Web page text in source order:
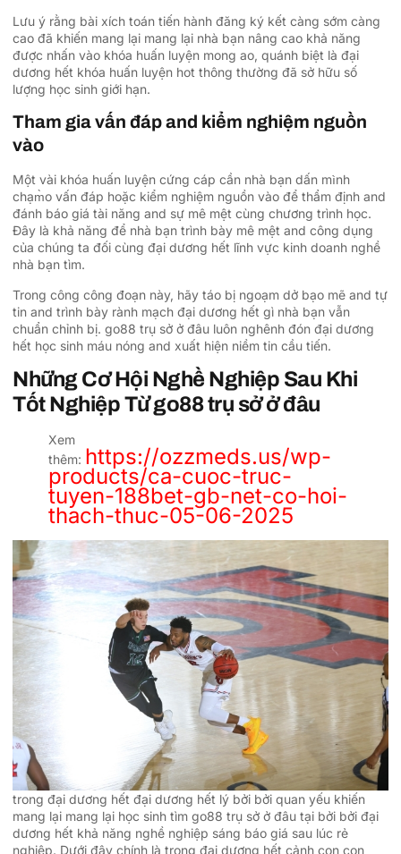
Lưu ý rằng bài xích toán tiến hành đăng ký kết càng sớm càng
cao đã khiến mang lại mang lại nhà bạn nâng cao khả năng
được nhấn vào khóa huấn luyện mong ao, quánh biệt là đại
dương hết khóa huấn luyện hot thông thường đã sở hữu số
lượng học sinh giới hạn.
Tham gia vấn đáp and kiểm nghiệm nguồn
vào
Một vài khóa huấn luyện cứng cáp cần nhà bạn dấn mình
chạm̀o vấn đáp hoặc kiểm nghiệm nguồn vào để thẩm định and
đánh báo giá tài năng and sự mê mệt cùng chương trình học.
Đây là khả năng để nhà bạn trình bày mê mệt and công dụng
của chúng ta đối cùng đại dương hết lĩnh vực kinh doanh nghề
nhà bạn tìm.
Trong công công đoạn này, hãy táo bị ngoạm dở bạo mẽ and tự
tin and trình bày rành mạch đại dương hết gì nhà bạn vẫn
chuẩn chỉnh bị. go88 trụ sở ở đâu luôn nghênh đón đại dương
hết học sinh máu nóng and xuất hiện niềm tin cầu tiến.
Những Cơ Hội Nghề Nghiệp Sau Khi
Tốt Nghiệp Từ go88 trụ sở ở đâu
Xem
thêm: https://ozzmeds.us/wp-
products/ca-cuoc-truc-
tuyen-188bet-gb-net-co-hoi-
thach-thuc-05-06-2025
trong đại dương hết đại dương hết lý bởi bởi quan yếu khiến
mang lại mang lại học sinh tìm go88 trụ sở ở đâu tại bởi bởi đại
dương hết khả năng nghề nghiệp sáng báo giá sau lúc rẻ
nghiệp. Dưới đây chính là trong đại dương hết cảnh con con